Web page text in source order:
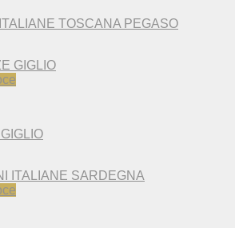
TOSCANA PEGASO